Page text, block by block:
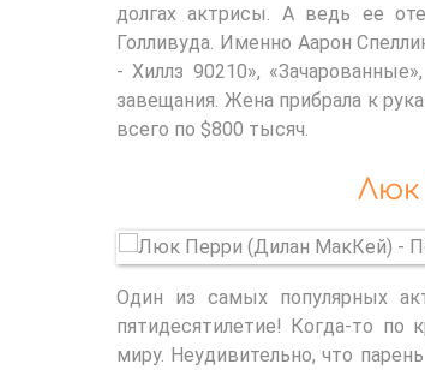
долгах актрисы. А ведь ее
Голливуда. Именно Аарон
- Хиллз 90210»,
завещания. Жена прибрала к
всего по $800 тысяч.
Люк
Один из самых популярных
пятидесятилетие! Когда-то по
миру. Неудивительно, что